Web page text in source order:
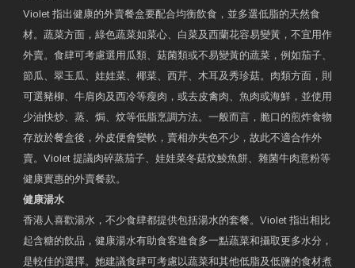
Violet 指出健康的外賣餐盒要配合均衡飲食，並多選低脂的天然食
材。蔬菜方面，綠色蔬菜如菜心、白菜及西蘭花容易變黃，不宜用作
外賣。食肆可考慮選用瓜類、菇菌類或不易變黃的蔬菜，例如茄子、
節瓜、翠玉瓜、娃娃菜、椰菜、西芹、木耳及秀珍菇。肉類方面，則
可選豬柳、牛肩肉及西冷等瘦肉，或去皮禽肉、魚肉或海鮮，並使用
少油快炒、蒸、焗、炆等低脂烹調方法。一般而言，脆口的煎炸食物
存放於餐盒後，外皮便會變軟，賣相亦失色不少，故此不適合作外
賣。Violet 提議肉碎蒸茄子、娃娃菜冬菇炆鯪魚餅、雜菌牛肉意粉等
健康實惠的外賣餐款。
健康湯水
香港人喜歡湯水，不少食肆都提供包括湯水的套餐。Violet 指出相比
起含糖的飲品，健康湯水有助食客進食多一點蔬菜和攝取更多水分，
是較佳的選擇。她建議食肆可考慮以蔬菜和其他低脂及低鹽的食材煮